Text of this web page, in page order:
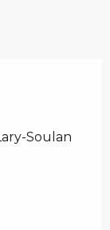
Soulan